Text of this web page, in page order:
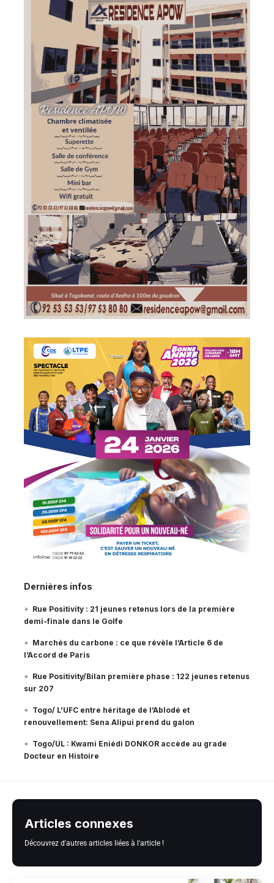
Dernières infos
Rue Positivity : 21 jeunes retenus lors de la première
demi-finale dans le Golfe
Marchés du carbone : ce que révèle l’Article 6 de
l’Accord de Paris
Rue Positivity/Bilan première phase : 122 jeunes retenus
sur 207
Togo/ L’UFC entre héritage de l’Ablodé et
renouvellement: Sena Alipui prend du galon
Togo/UL : Kwami Eniédi DONKOR accède au grade
Docteur en Histoire
Articles connexes
Découvrez d'autres articles liées à l'article !